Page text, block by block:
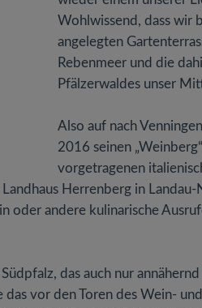
Wohlwissend, dass wir
angelegten
Rebenmeer und die
Pfälzerwaldes unser
Also auf nach
2016 seinen
vorgetragenen
Herrenberg in
oder andere kulinarische
das auch nur
vor den Toren des Wein-